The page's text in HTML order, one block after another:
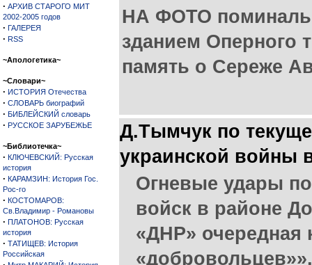
· АРХИВ СТАРОГО МИТ
2002-2005 годов
· ГАЛЕРЕЯ
· RSS
~Апологетика~
~Словари~
· ИСТОРИЯ Отечества
· СЛОВАРЬ биографий
· БИБЛЕЙСКИЙ словарь
· РУССКОЕ ЗАРУБЕЖЬЕ
~Библиотечка~
· КЛЮЧЕВСКИЙ: Русская
история
· КАРАМЗИН: История Гос.
Рос-го
· КОСТОМАРОВ:
Св.Владимир - Романовы
· ПЛАТОНОВ: Русская
история
· ТАТИЩЕВ: История
Российская
НА ФОТО
зданием Оперного
память о Сереже
Д.Тымчук по
украинской войны
Огневые удары
войск в районе
«ДНР» очередная